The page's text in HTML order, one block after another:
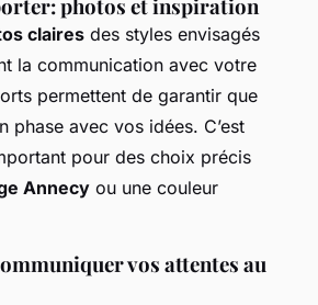
photos et inspiration
claires des styles envisagés
la communication avec votre
permettent de garantir que
phase avec vos idées. C’est
pour des choix précis
Annecy ou une couleur
vos attentes au